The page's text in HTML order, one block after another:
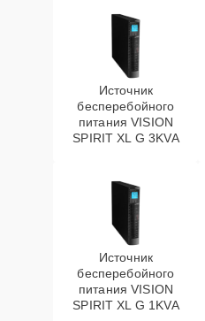
Источник
бесперебойного
питания VISION
SPIRIT XL G 3KVA
Источник
бесперебойного
питания VISION
SPIRIT XL G 1KVA